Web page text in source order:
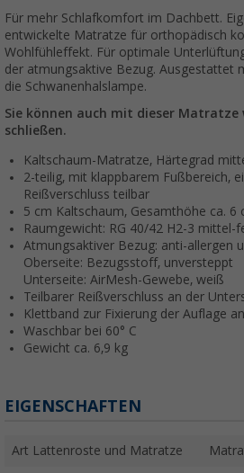
Für mehr Schlafkomfort im Dachbett.
entwickelte Matratze für orthopädisch
Wohlfühleffekt. Für optimale
der atmungsaktive Bezug. Ausgestattet
die Schwanenhalslampe.
Sie können auch mit dieser Matratze
schließen.
Kaltschaum-Matratze, Härtegrad
2-teilig, mit klappbarem Fußbereich,
Reißverschluss teilbar
5 cm Kaltschaum, Gesamthöhe ca. 6
Raumgewicht: RG 40/42 H2-3 mittel-
Atmungsaktiver Bezug: anti-allergen
Oberseite: Bezugsstoff, unversteppt
Unterseite: AirMesh-Gewebe, weiß
Teilbarer Reißverschluss an der
Klettband zur Fixierung der Auflage
Waschbar bei 60° C
Gewicht ca. 6,9 kg
EIGENSCHAFTEN
Art Lattenroste und Matratze